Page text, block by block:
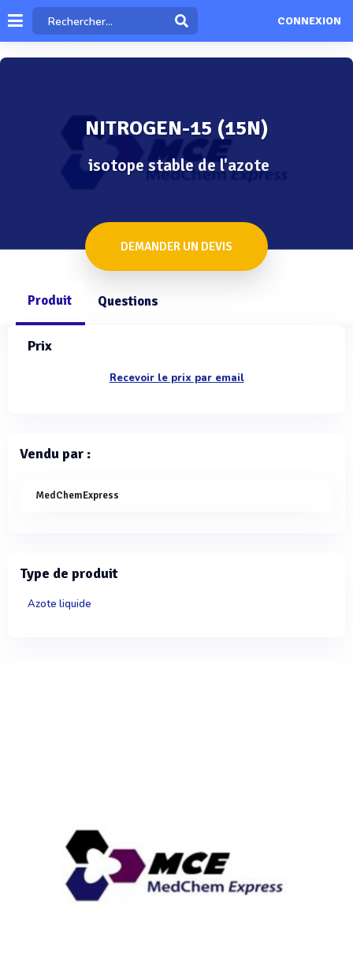
CONNEXION
NITROGEN-15 (15N)
isotope stable de l'azote
DEMANDER UN DEVIS
Produit Questions
Prix
Recevoir le prix par email
Vendu par :
MedChemExpress
Type de produit
Azote liquide